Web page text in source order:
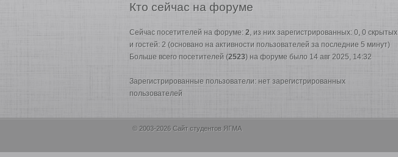
Кто сейчас на форуме
Сейчас посетителей на форуме: 2 , из них зарегистрированных: 0, 0 скрытых
и гостей: 2 (основано на активности пользователей за последние 5 минут)
Больше всего посетителей (2523) на форуме было 14 авг 2025, 14:32
Зарегистрированные пользователи: нет зарегистрированных
пользователей
© 2003-2026 Сайт студентов ЯГМА